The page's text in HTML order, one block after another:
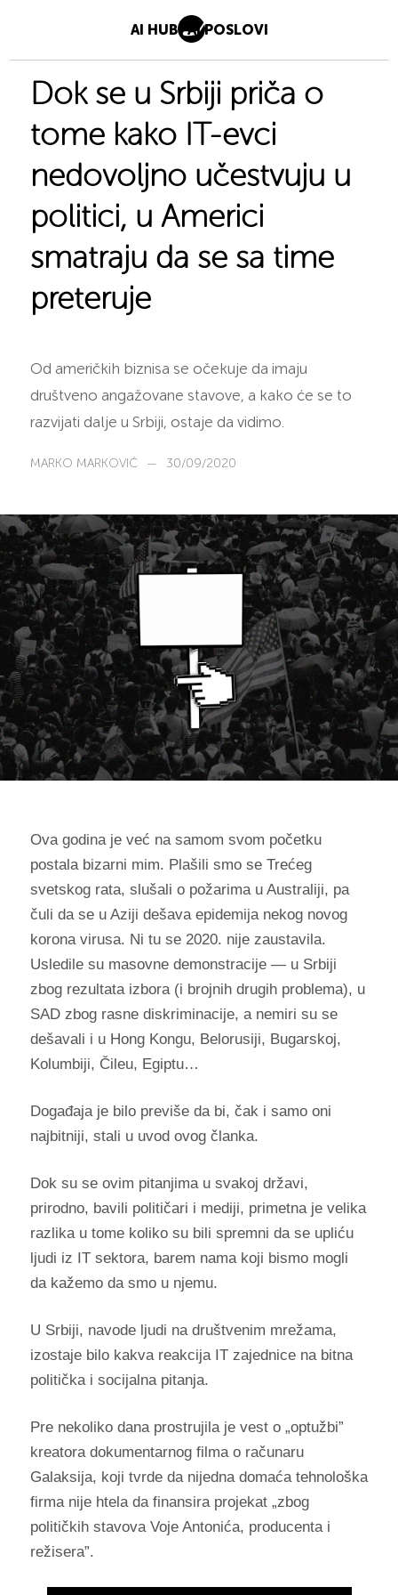
AI HUB AI POSLOVI
Dok se u Srbiji priča o
tome kako IT-evci
nedovoljno učestvuju u
politici, u Americi
smatraju da se sa time
preteruje
Od američkih biznisa se očekuje da imaju
društveno angažovane stavove, a kako će se to
razvijati dalje u Srbiji, ostaje da vidimo.
MARKO MARKOVIĆ — 30/09/2020
Ova godina je već na samom svom početku
postala bizarni mim. Plašili smo se Trećeg
svetskog rata, slušali o požarima u Australiji, pa
čuli da se u Aziji dešava epidemija nekog novog
korona virusa. Ni tu se 2020. nije zaustavila.
Usledile su masovne demonstracije — u Srbiji
zbog rezultata izbora (i brojnih drugih problema), u
SAD zbog rasne diskriminacije, a nemiri su se
dešavali i u Hong Kongu, Belorusiji, Bugarskoj,
Kolumbiji, Čileu, Egiptu…
Događaja je bilo previše da bi, čak i samo oni
najbitniji, stali u uvod ovog članka.
Dok su se ovim pitanjima u svakoj državi,
prirodno, bavili političari i mediji, primetna je velika
razlika u tome koliko su bili spremni da se upliću
ljudi iz IT sektora, barem nama koji bismo mogli
da kažemo da smo u njemu.
U Srbiji, navode ljudi na društvenim mrežama,
izostaje bilo kakva reakcija IT zajednice na bitna
politička i socijalna pitanja.
Pre nekoliko dana prostrujila je vest o „optužbi”
kreatora dokumentarnog filma o računaru
Galaksija, koji tvrde da nijedna domaća tehnološka
firma nije htela da finansira projekat „zbog
političkih stavova Voje Antonića, producenta i
režisera”.